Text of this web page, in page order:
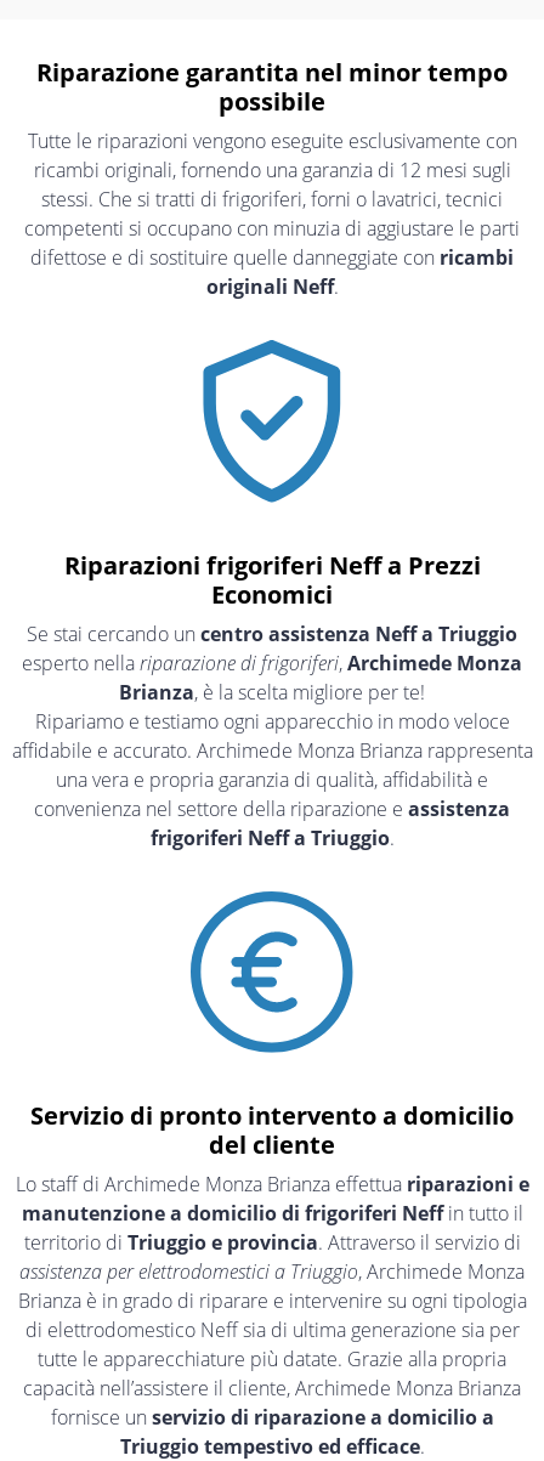
Riparazione garantita nel minor tempo
possibile
Tutte le riparazioni vengono eseguite esclusivamente con
ricambi originali, fornendo una garanzia di 12 mesi sugli
stessi. Che si tratti di frigoriferi, forni o lavatrici, tecnici
competenti si occupano con minuzia di aggiustare le parti
difettose e di sostituire quelle danneggiate con ricambi
originali Neff.
Riparazioni frigoriferi Neff a Prezzi
Economici
Se stai cercando un centro assistenza Neff a Triuggio
esperto nellariparazione di frigoriferi,Archimede Monza
Brianza, è la scelta migliore per te!
Ripariamo e testiamo ogni apparecchio in modo veloce
affidabile e accurato. Archimede Monza Brianza rappresenta
una vera e propria garanzia di qualità, affidabilità e
convenienza nel settore della riparazione e assistenza
frigoriferi Neff a Triuggio.
Servizio di pronto intervento a domicilio
del cliente
Lo staff di Archimede Monza Brianza effettua riparazioni e
manutenzione a domicilio di frigoriferi Neffin tutto il
territorio di Triuggio e provincia. Attraverso il servizio di
assistenza per elettrodomestici a Triuggio, Archimede Monza
Brianza è in grado di riparare e intervenire su ogni tipologia
di elettrodomestico Neff sia di ultima generazione sia per
tutte le apparecchiature più datate. Grazie alla propria
capacità nell’assistere il cliente, Archimede Monza Brianza
fornisce un servizio di riparazione a domicilio a
Triuggio tempestivo ed efficace.